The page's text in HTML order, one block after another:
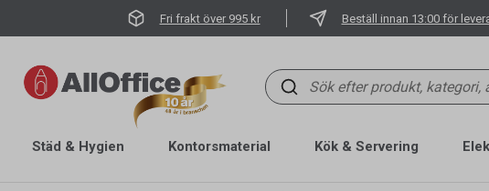
Fri frakt över 995 kr Beställ innan 13:00 för
Städ & Hygien Kontorsmaterial Kök & Servering